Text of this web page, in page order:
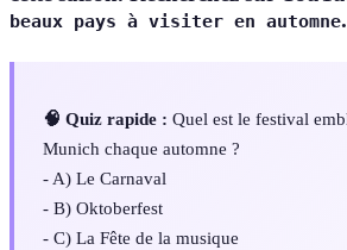
beaux pays à visiter en automne.
🧠 Quiz rapide : Quel est le festival
Munich chaque automne ?
- A) Le Carnaval
- B) Oktoberfest
- C) La Fête de la musique